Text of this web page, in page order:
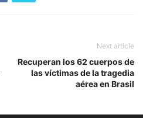
Next article
Recuperan los 62 cuerpos de
las víctimas de la tragedia
aérea en Brasil